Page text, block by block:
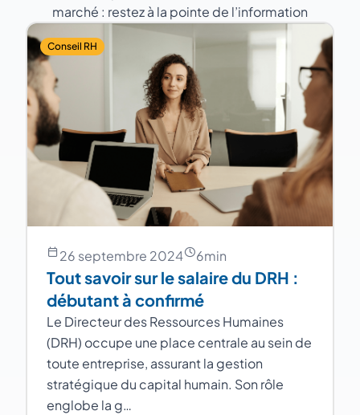
marché : restez à la pointe de l’information
Conseil RH
26 septembre 2024 6min
Tout savoir sur le salaire du DRH :
débutant à confirmé
Le Directeur des Ressources Humaines
(DRH) occupe une place centrale au sein de
toute entreprise, assurant la gestion
stratégique du capital humain. Son rôle
englobe la g…